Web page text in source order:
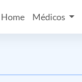
Home Médicos